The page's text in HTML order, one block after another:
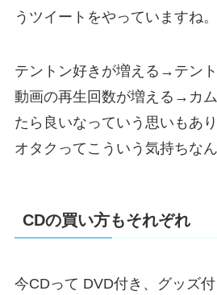
うツイートをやっていますね。
テントン好きが増える→テン
動画の再生回数が増える→カ
たら良いなっていう思いもあ
オタクってこういう気持ちなん
CDの買い方もそれぞれ
今CDって DVD付き、グッズ